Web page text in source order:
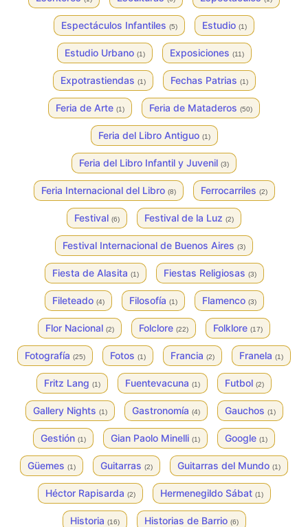
Espectáculos Infantiles (5) Estudio (1)
Estudio Urbano (1) Exposiciones (11)
Expotrastiendas (1) Fechas Patrias (1)
Feria de Arte (1) Feria de Mataderos (50)
Feria del Libro Antiguo (1)
Feria del Libro Infantil y Juvenil (3)
Feria Internacional del Libro (8) Ferrocarriles (2)
Festival (6) Festival de la Luz (2)
Festival Internacional de Buenos Aires (3)
Fiesta de Alasita (1) Fiestas Religiosas (3)
Fileteado (4) Filosofía (1) Flamenco (3)
Flor Nacional (2) Folclore (22) Folklore (17)
Fotografía (25) Fotos (1) Francia (2) Franela (1)
Fritz Lang (1) Fuentevacuna (1) Futbol (2)
Gallery Nights (1) Gastronomía (4) Gauchos (1)
Gestión (1) Gian Paolo Minelli (1) Google (1)
Güemes (1) Guitarras (2) Guitarras del Mundo (1)
Héctor Rapisarda (2) Hermenegildo Sábat (1)
Historia (16) Historias de Barrio (6)